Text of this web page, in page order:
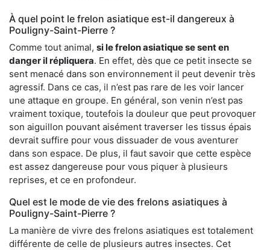
À quel point le frelon asiatique est-il dangereux à
Pouligny-Saint-Pierre ?
Comme tout animal, si le frelon asiatique se sent en
danger il répliquera. En effet, dès que ce petit insecte se
sent menacé dans son environnement il peut devenir très
agressif. Dans ce cas, il n’est pas rare de les voir lancer
une attaque en groupe. En général, son venin n’est pas
vraiment toxique, toutefois la douleur que peut provoquer
son aiguillon pouvant aisément traverser les tissus épais
devrait suffire pour vous dissuader de vous aventurer
dans son espace. De plus, il faut savoir que cette espèce
est assez dangereuse pour vous piquer à plusieurs
reprises, et ce en profondeur.
Quel est le mode de vie des frelons asiatiques à
Pouligny-Saint-Pierre ?
La manière de vivre des frelons asiatiques est totalement
différente de celle de plusieurs autres insectes. Cet